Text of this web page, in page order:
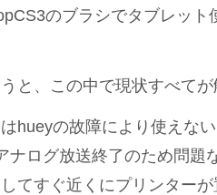
のブラシでタブレット
と、この中で現状すべて
hueyの故障により使えな
ナログ放送終了のため問題
てすぐ近くにプリンター